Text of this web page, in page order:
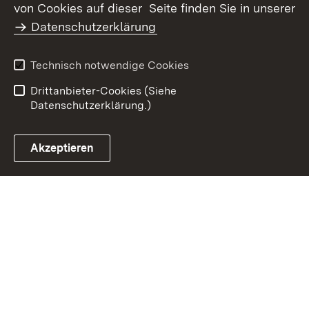
Erklärung zur
Barrierefreiheit
Benutzungshinweise
Ernährung - Ländlicher
von Cookies auf dieser Seite finden Sie in unserer
Datenschutzerklärung
Technisch notwendige Cookies
Drittanbieter-Cookies (Siehe
Datenschutzerklärung.)
Akzeptieren